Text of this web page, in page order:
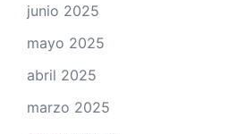
junio 2025
mayo 2025
abril 2025
marzo 2025